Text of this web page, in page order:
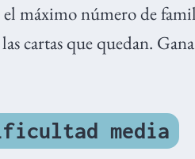
máximo número de
cartas que quedan.
media